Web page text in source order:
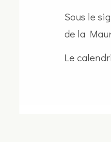
Sous le
de la
Le